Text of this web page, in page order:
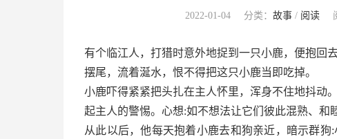
2022-01-04 分类： 故事/ 阅读
有个临江人，打猎时意外地捉到一只小鹿，便抱回
摆尾，流着涎水，恨不得把这只小鹿当即吃掉。
小鹿吓得紧紧把头扎在主人怀里，浑身不住地抖动
起主人的警惕。心想:如不想法让它们彼此混熟、和
从此以后，他每天抱着小鹿去和狗亲近，暗示群